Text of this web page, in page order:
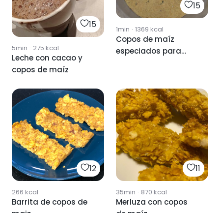
15
5min · 275 kcal
Leche con cacao y
copos de maíz
15
1min · 1369 kcal
Copos de maíz
especiados para
12
266 kcal
Barrita de copos de
11
35min · 870 kcal
Merluza con copos